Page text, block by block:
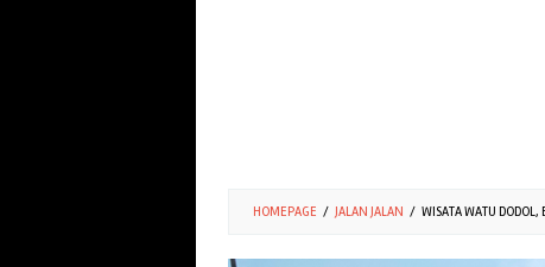
HOMEPAGE / JALAN JALAN / WISATA WATU